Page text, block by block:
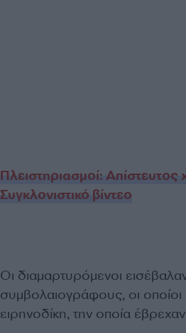
Πλειστηριασμοί:
Συγκλονιστικό βίντεο
Οι διαμαρτυρόμενοι
συμβολαιογράφους, οι οποίοι
ειρηνοδίκη, την οποία